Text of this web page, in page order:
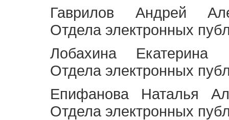
Гаврилов Андрей
Отдела электронных
Лобахина Екатерина
Отдела электронных
Епифанова Наталья
Отдела электронных